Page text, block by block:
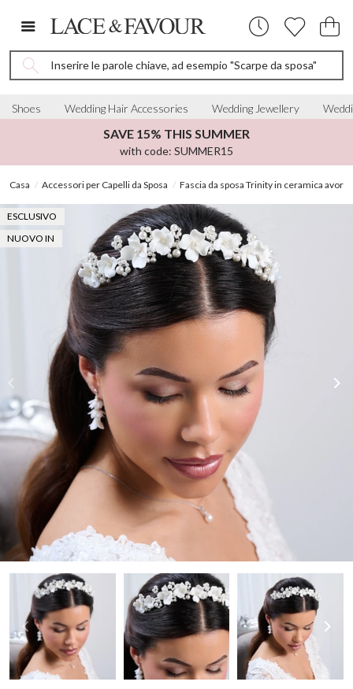
Inserire le parole chiave, ad esempio "Scarpe da sposa"
Shoes Wedding Hair Accessories Wedding Jewellery
SAVE 15% THIS SUMMER
with code: SUMMER15
Casa Accessori per Capelli da Sposa Fascia da sposa Trinity in ceramica
ESCLUSIVO
NUOVO IN